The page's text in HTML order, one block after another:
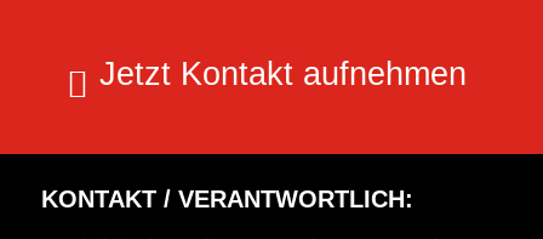
Jetzt Kontakt aufnehmen
KONTAKT / VERANTWORTLICH: